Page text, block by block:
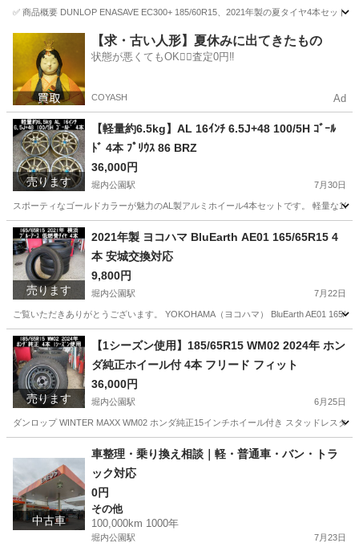
✅ 商品概要 DUNLOP ENASAVE EC300+ 185/60R15、2021年製の夏タイヤ4本セッ
堀内公園駅 タイヤ、ホイール タイヤ
【求・古い人形】夏休みに出てきたもの
状態が悪くてもOK🙆‍♀️査定0円‼️
COYASH Ad
売ります
【軽量約6.5kg】AL 16ｲﾝﾁ 6.5J+48 100/5H ｺﾞｰﾙ
ﾄﾞ 4本 ﾌﾟﾘｳｽ 86 BRZ
36,000円
堀内公園駅 7月30日
スポーティなゴールドカラーが魅力のAL製アルミホイール4本セットです。 軽量な
愛知 安城市 堀内公園駅
売ります
2021年製 ヨコハマ BluEarth AE01 165/65R15 4
本 安城交換対応
9,800円
堀内公園駅 7月22日
ご覧いただきありがとうございます。 YOKOHAMA（ヨコハマ） BluEarth AE01 165/
愛知 安城市 堀内公園駅 タイヤ、ホイール
売ります
【1シーズン使用】185/65R15 WM02 2024年 ホン
ダ純正ホイール付 4本 フリード フィット
36,000円
堀内公園駅 6月25日
ダンロップ WINTER MAXX WM02 ホンダ純正15インチホイール付き スタッドレスタ
堀内公園駅 タイヤ、ホイール ホイール
中古車
車整理・乗り換え相談｜軽・普通車・バン・トラ
ック対応
0円
その他
100,000km 1000年
堀内公園駅 7月23日